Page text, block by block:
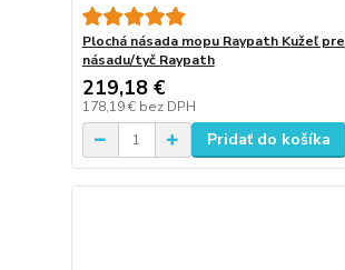
Plochá násada mopu Raypath Kužeľ pre
násadu/tyč Raypath
219,18 €
178,19 € bez DPH
Pridať do košíka